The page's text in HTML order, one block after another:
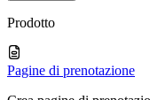
Prodotto
Pagine di prenotazione